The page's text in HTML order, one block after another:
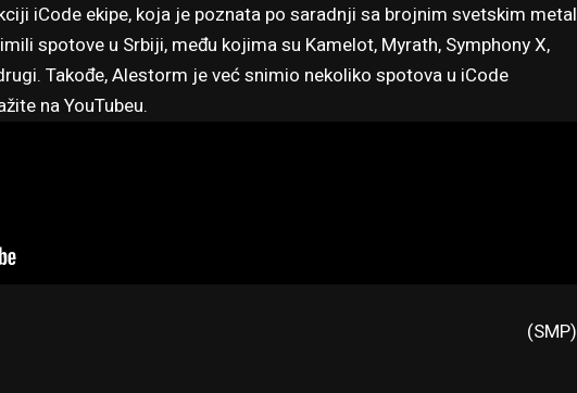
iCode ekipe, koja je poznata po saradnji sa brojnim svetskim metal
spotove u Srbiji, među kojima su Kamelot, Myrath, Symphony X,
Takođe, Alestorm je već snimio nekoliko spotova u iCode
na YouTubeu.
(SMP)